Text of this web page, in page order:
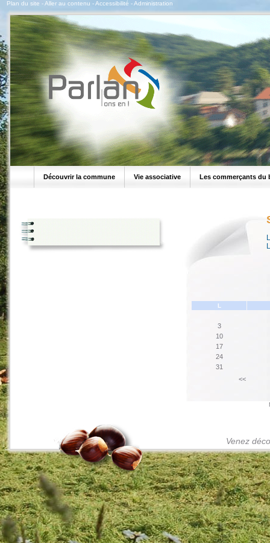
Plan du site -Aller au contenu -Accessibilité -Administration
Découvrir la commune Vie associative Les commerçants du
L
3
10
17
24
31
<<
Venez